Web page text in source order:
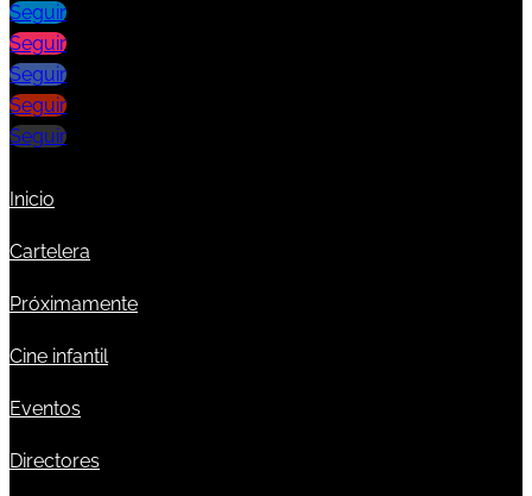
Seguir
Seguir
Seguir
Seguir
Seguir
Inicio
Cartelera
Próximamente
Cine infantil
Eventos
Directores